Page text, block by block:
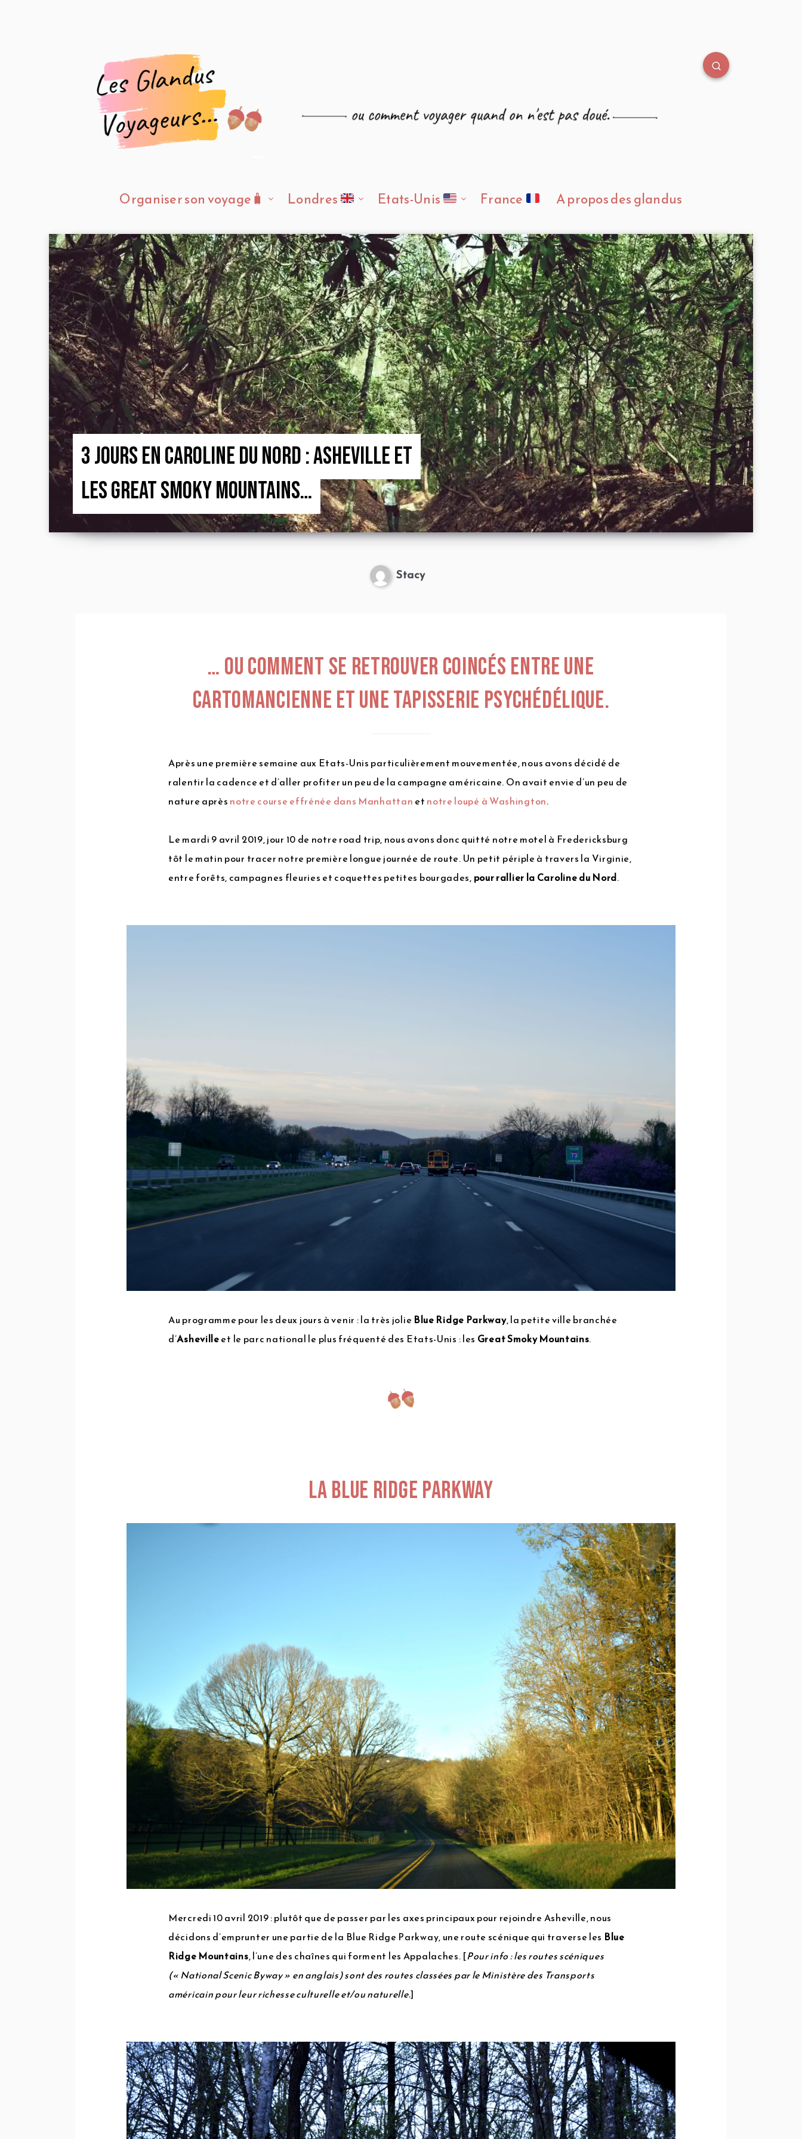
Organiser son voyage🧳 Londres Etats-Unis France A propos des glandus
3 jours en Caroline du Nord : Asheville et
les Great Smoky Mountains…
Stacy
… Ou comment se retrouver coincés entre une
cartomancienne etune tapisserie psychédélique.
Après une première semaine aux Etats-Unis particulièrement mouvementée, nous avons décidé de
ralentir la cadence et d’aller profiter un peu de la campagne américaine. On avait envie d’un peu de
nature après notre course effrénée dans Manhattan et notre loupé à Washington.
Le mardi 9 avril 2019, jour 10 de notre road trip, nous avons donc quitté notre motel à Fredericksburg
tôt le matin pour tracer notre première longue journée de route. Un petit périple à travers la Virginie,
entre forêts, campagnes fleuries et coquettes petites bourgades, pour rallier la Caroline du Nord.
Au programme pour les deux jours à venir : la très jolie Blue Ridge Parkway, la petite ville branchée
d’Ashevilleet le parc national le plus fréquenté des Etats-Unis : les Great Smoky Mountains.
La Blue Ridge Parkway
Mercredi 10 avril 2019 : plutôt que de passer par les axes principaux pour rejoindre Asheville, nous
décidons d’emprunter une partie de la Blue Ridge Parkway, une route scénique qui traverse les Blue
Ridge Mountains, l’une des chaînes qui forment les Appalaches. [Pour info : les routes scéniques
(« National Scenic Byway » en anglais) sont des routes classées par le Ministère des Transports
américain pour leur richesse culturelle et/ou naturelle.]